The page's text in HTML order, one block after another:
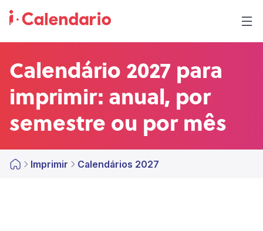
Calendário 2027 para
imprimir: anual, por
semestre ou por mês
Imprimir Calendários 2027